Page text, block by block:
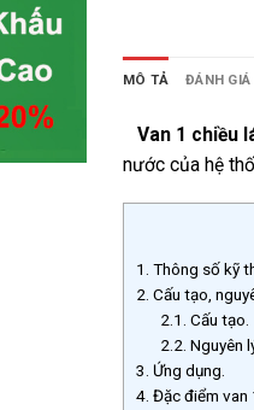
MÔ TẢ ĐÁNH
Van 1 chiều
nước của hệ
1. Thông số kỹ
2. Cấu tạo,
2.1. Cấu tạo.
2.2. Nguyên
3. Ứng dụng.
4. Đặc điểm van